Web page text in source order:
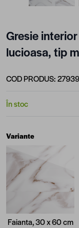
Gresie
lucioasa, tip
COD PRODUS:
În stoc
Variante
Faianta, 30 x 60 cm